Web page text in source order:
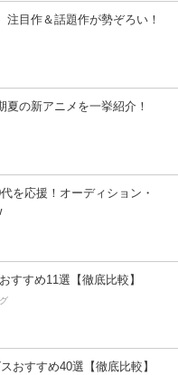
注目作＆話題作が勢ぞろい！
夏の新アニメを一挙紹介！
を応援！オーディション・
すすめ11選【徹底比較】
おすすめ40選【徹底比較】